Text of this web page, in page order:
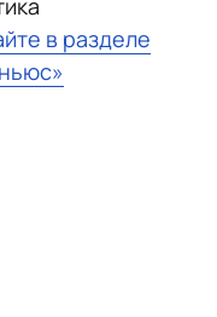
в разделе